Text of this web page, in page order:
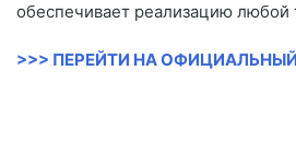
обеспечивает реализацию любой
>>> ПЕРЕЙТИ НА